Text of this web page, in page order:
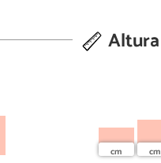
Altura